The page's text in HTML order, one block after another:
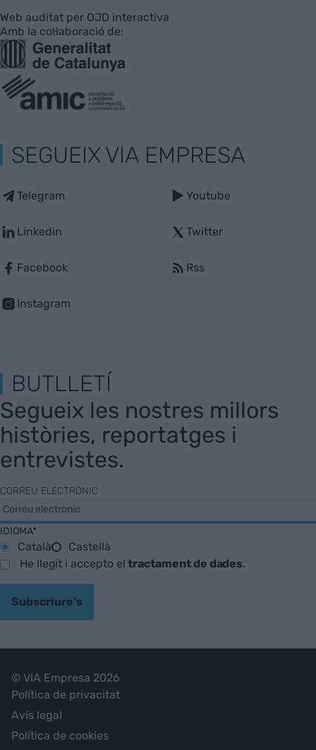
Web auditat per OJD interactiva
Amb la col·laboració de:
SEGUEIX VIA EMPRESA
Telegram
Linkedin
Facebook
Instagram
Youtube
Twitter
Rss
BUTLLETÍ
Segueix les nostres millors
històries, reportatges i
entrevistes.
CORREU ELECTRÒNIC
IDIOMA*
Català
Castellà
He llegit i accepto eltractament de dades.
Subscriure's
© VIA Empresa 2026
Política de privacitat
Avís legal
Política de cookies